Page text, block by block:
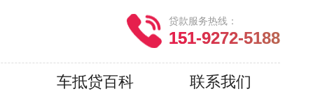
贷款服务热线：
151-9272-5188
车抵贷百科 联系我们